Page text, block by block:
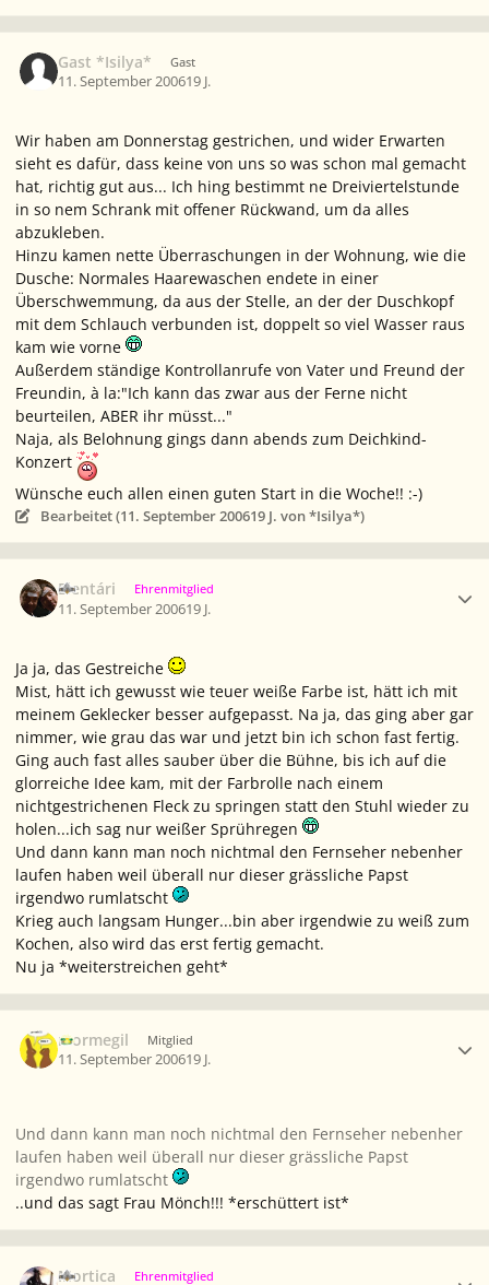
Gast *Isilya* Gast
11. September 200619 J.
Wir haben am Donnerstag gestrichen, und wider Erwarten
sieht es dafür, dass keine von uns so was schon mal gemacht
hat, richtig gut aus... Ich hing bestimmt ne Dreiviertelstunde
in so nem Schrank mit offener Rückwand, um da alles
abzukleben.
Hinzu kamen nette Überraschungen in der Wohnung, wie die
Dusche: Normales Haarewaschen endete in einer
Überschwemmung, da aus der Stelle, an der der Duschkopf
mit dem Schlauch verbunden ist, doppelt so viel Wasser raus
kam wie vorne
Außerdem ständige Kontrollanrufe von Vater und Freund der
Freundin, à la:"Ich kann das zwar aus der Ferne nicht
beurteilen, ABER ihr müsst..."
Naja, als Belohnung gings dann abends zum Deichkind-
Konzert
Wünsche euch allen einen guten Start in die Woche!! :-)
Bearbeitet (11. September 200619 J. von *Isilya*)
Elentári Ehrenmitglied
11. September 200619 J.
Ja ja, das Gestreiche
Mist, hätt ich gewusst wie teuer weiße Farbe ist, hätt ich mit
meinem Geklecker besser aufgepasst. Na ja, das ging aber gar
nimmer, wie grau das war und jetzt bin ich schon fast fertig.
Ging auch fast alles sauber über die Bühne, bis ich auf die
glorreiche Idee kam, mit der Farbrolle nach einem
nichtgestrichenen Fleck zu springen statt den Stuhl wieder zu
holen...ich sag nur weißer Sprühregen
Und dann kann man noch nichtmal den Fernseher nebenher
laufen haben weil überall nur dieser grässliche Papst
irgendwo rumlatscht
Krieg auch langsam Hunger...bin aber irgendwie zu weiß zum
Kochen, also wird das erst fertig gemacht.
Nu ja *weiterstreichen geht*
mormegil Mitglied
11. September 200619 J.
Und dann kann man noch nichtmal den Fernseher nebenher
laufen haben weil überall nur dieser grässliche Papst
irgendwo rumlatscht
..und das sagt Frau Mönch!!! *erschüttert ist*
Mortica Ehrenmitglied